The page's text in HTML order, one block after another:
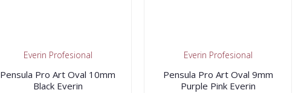
Everin Profesional
Pensula Pro Art Oval 10mm
Black Everin
Everin Profesional
Pensula Pro Art Oval 9mm
Purple Pink Everin